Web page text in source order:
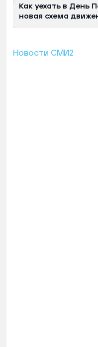
Как уехать в День
новая схема
Новости СМИ2